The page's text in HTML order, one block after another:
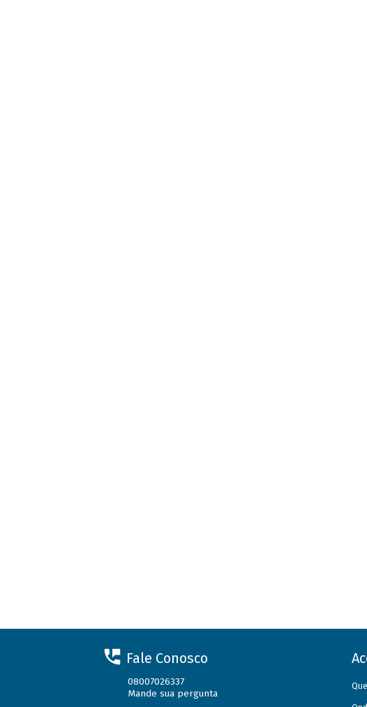
Fale Conosco
08007026337
Mande sua pergunta